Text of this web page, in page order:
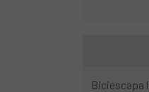
Biciescapa